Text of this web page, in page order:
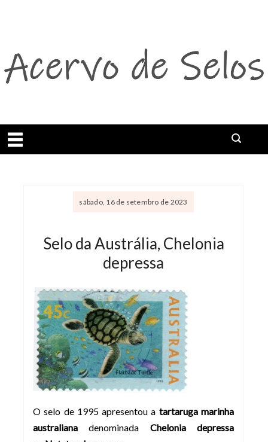
Abrir menu
sábado, 16 de setembro de 2023
Selo da Austrália, Chelonia
depressa
O selo de 1995 apresentou a tartaruga marinha
australiana denominada Chelonia depressa